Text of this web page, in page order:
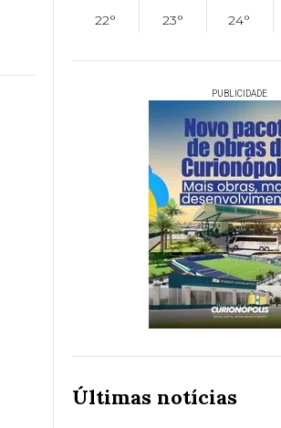
22°
23°
24°
PUBLICIDADE
Últimas notícias